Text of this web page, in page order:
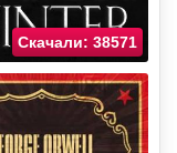
Скачали: 38571